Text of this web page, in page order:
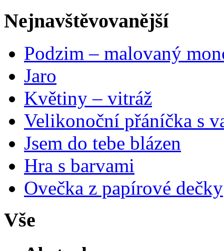
Nejnavštěvovanější
Podzim – malovaný
Jaro
Květiny – vitráž
Velikonoční přáníčka s
Jsem do tebe blázen
Hra s barvami
Ovečka z papírové dečky
Vše